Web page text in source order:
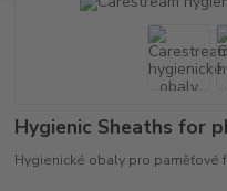
Hygienic Sheaths for
Hygienické obaly pro paměťové